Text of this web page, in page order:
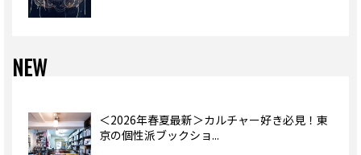
NEW
＜2026年春夏最新＞カルチャー好き必見！東
京の個性派ブックショ...